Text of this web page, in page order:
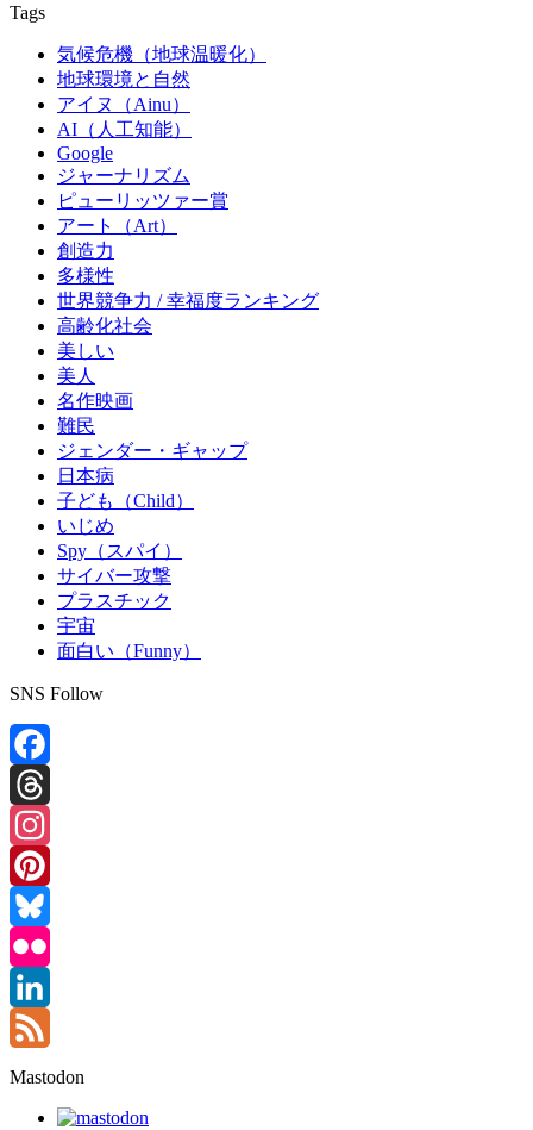
Tags
気候危機（地球温暖化）
地球環境と自然
アイヌ（Ainu）
AI（人工知能）
Google
ジャーナリズム
ピューリッツァー賞
アート（Art）
創造力
多様性
世界競争力 / 幸福度ランキング
高齢化社会
美しい
美人
名作映画
難民
ジェンダー・ギャップ
日本病
子ども（Child）
いじめ
Spy（スパイ）
サイバー攻撃
プラスチック
宇宙
面白い（Funny）
SNS Follow
Facebook
Threads
Instagram
Pinterest
Bluesky
Flickr
LinkedIn
Feed
Mastodon